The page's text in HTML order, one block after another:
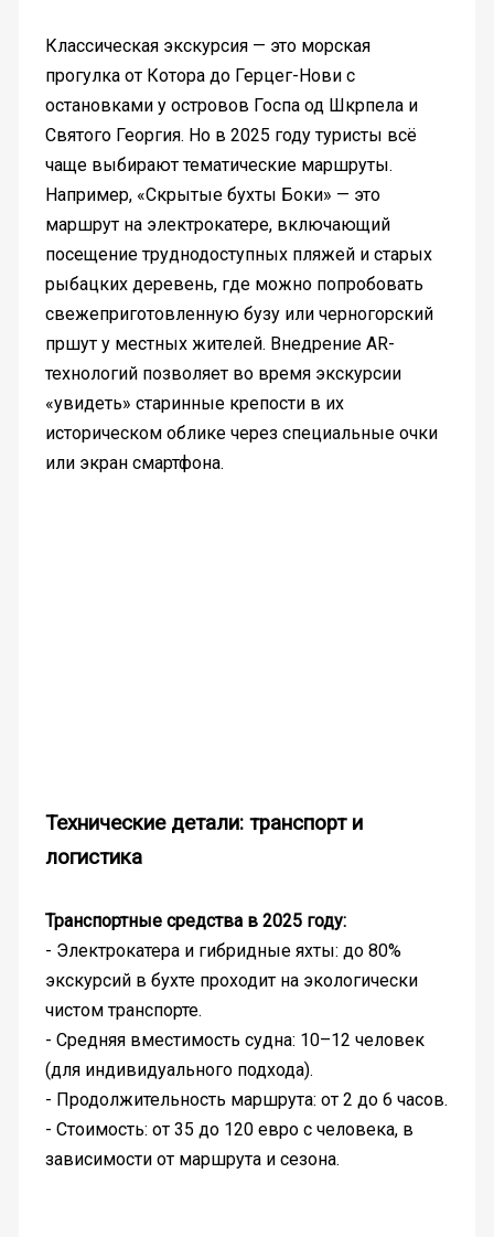
Классическая экскурсия — это морская
прогулка от Котора до Герцег-Нови с
остановками у островов Госпа од Шкрпела и
Святого Георгия. Но в 2025 году туристы всё
чаще выбирают тематические маршруты.
Например, «Скрытые бухты Боки» — это
маршрут на электрокатере, включающий
посещение труднодоступных пляжей и старых
рыбацких деревень, где можно попробовать
свежеприготовленную бузу или черногорский
пршут у местных жителей. Внедрение AR-
технологий позволяет во время экскурсии
«увидеть» старинные крепости в их
историческом облике через специальные очки
или экран смартфона.
Технические детали: транспорт и
логистика
Транспортные средства в 2025 году:
- Электрокатера и гибридные яхты: до 80%
экскурсий в бухте проходит на экологически
чистом транспорте.
- Средняя вместимость судна: 10–12 человек
(для индивидуального подхода).
- Продолжительность маршрута: от 2 до 6 часов.
- Стоимость: от 35 до 120 евро с человека, в
зависимости от маршрута и сезона.